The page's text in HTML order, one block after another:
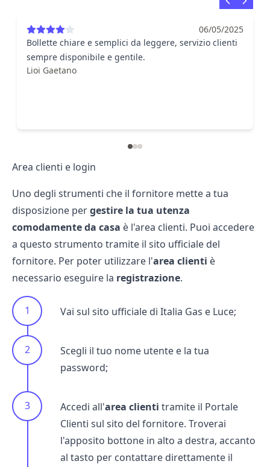
06/05/2025
Bollette chiare e semplici da leggere, servizio clienti
sempre disponibile e gentile.
Lioi Gaetano
Area clienti e login
Uno degli strumenti che il fornitore mette a tua
disposizione pergestire la tua utenza
comodamente da casa è l'area clienti. Puoi accedere
a questo strumento tramite il sito ufficiale del
fornitore. Per poter utilizzare l'area clienti è
necessario eseguire la registrazione.
Vai sul sito ufficiale di Italia Gas e Luce;
Scegli il tuo nome utente e la tua
password;
Accedi all'area clienti tramite il Portale
Clienti sul sito del fornitore. Troverai
l'apposito bottone in alto a destra, accanto
al tasto per contattare direttamente il